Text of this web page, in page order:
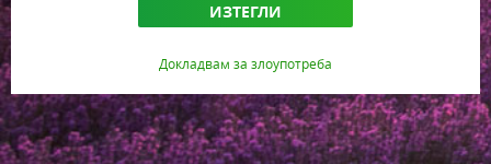
ИЗТЕГЛИ
Докладвам за злоупотреба